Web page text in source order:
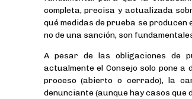
completa, precisa y actualizada
qué medidas de prueba se
no de una sanción, son
A pesar de las obligaciones de
actualmente el Consejo solo pone
proceso (abierto o cerrado), la
denunciante (aunque hay casos